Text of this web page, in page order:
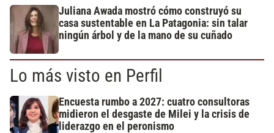
Juliana Awada mostró cómo construyó su
casa sustentable en La Patagonia: sin talar
ningún árbol y de la mano de su cuñado
Lo más visto en Perfil
Encuesta rumbo a 2027: cuatro consultoras
midieron el desgaste de Milei y la crisis de
liderazgo en el peronismo